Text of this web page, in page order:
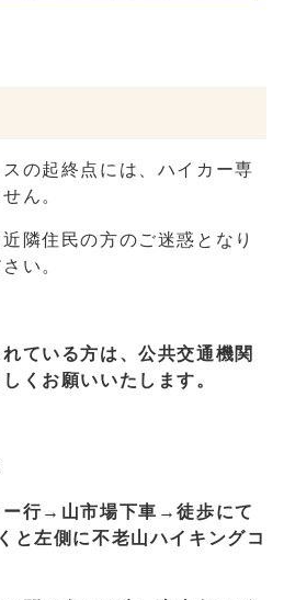
の起終点には、ハイカー専
ん。
隣住民の方のご迷惑となり
い。
ている方は、公共交通機関
くお願いいたします。
ー行→山市場下車→徒歩にて
と左側に不老山ハイキングコ